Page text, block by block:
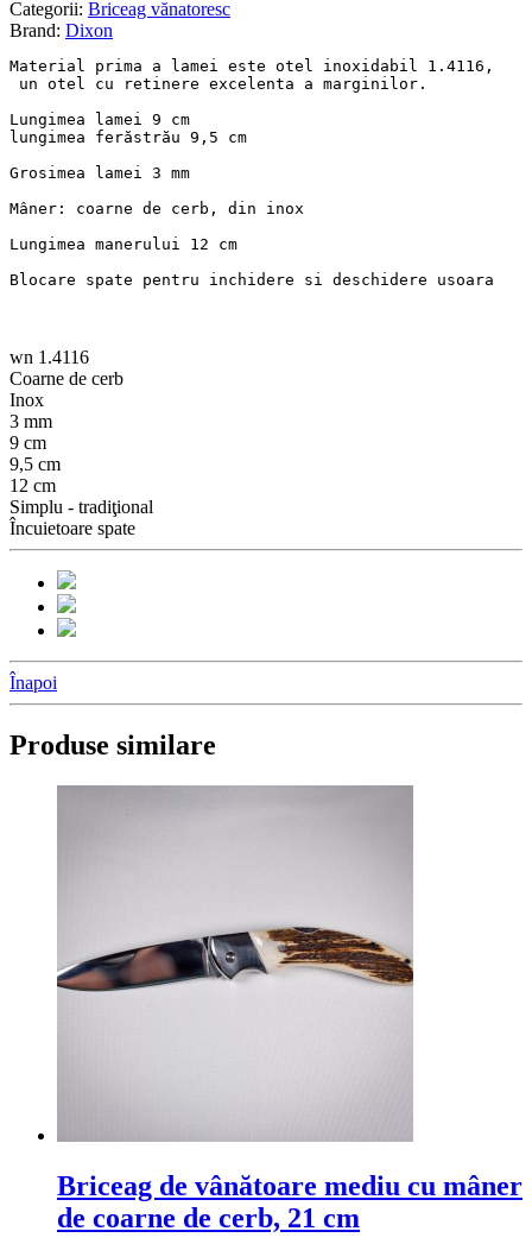
Categorii: Briceag vănatoresc
Brand: Dixon
Material prima a lamei este otel inoxidabil 1.4116,
un otel cu retinere excelenta a marginilor.
Lungimea lamei 9 cm
lungimea ferăstrău 9,5 cm
Grosimea lamei 3 mm
Mâner: coarne de cerb, din inox
Lungimea manerului 12 cm
Blocare spate pentru inchidere si deschidere usoara
wn 1.4116
Coarne de cerb
Inox
3 mm
9 cm
9,5 cm
12 cm
Simplu - tradiţional
Încuietoare spate
Înapoi
Produse similare
Briceag de vânătoare mediu cu mâner
de coarne de cerb, 21 cm